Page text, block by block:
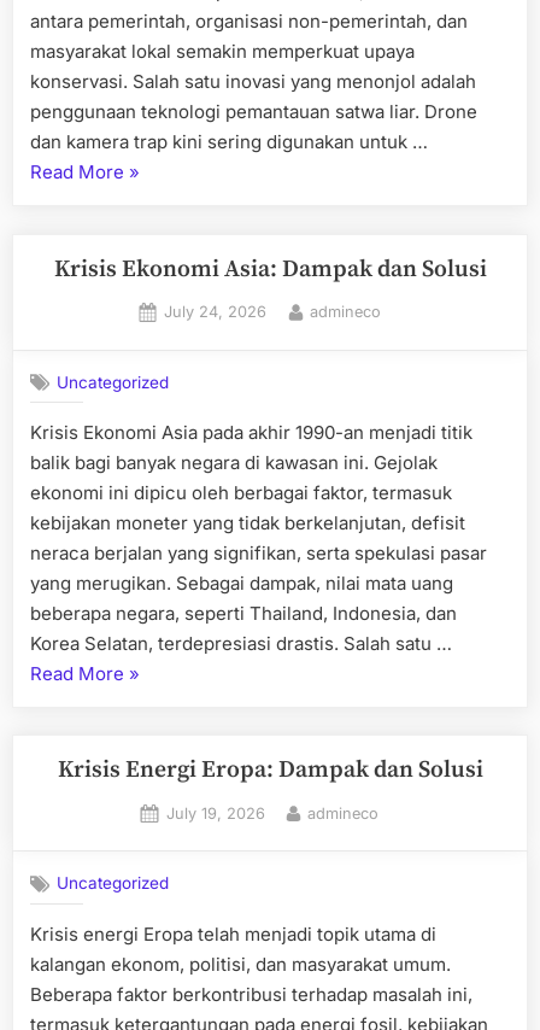
antara pemerintah, organisasi non-pemerintah, dan
masyarakat lokal semakin memperkuat upaya
konservasi. Salah satu inovasi yang menonjol adalah
penggunaan teknologi pemantauan satwa liar. Drone
dan kamera trap kini sering digunakan untuk …
Read More “Perkembangan
Konservasi
Liar
Afrika”
»
Krisis Ekonomi Asia: Dampak dan Solusi
Posted
July 24, 2026 By
admineco
Uncategorized
Krisis Ekonomi Asia pada akhir 1990-an menjadi titik
balik bagi banyak negara di kawasan ini. Gejolak
ekonomi ini dipicu oleh berbagai faktor, termasuk
kebijakan moneter yang tidak berkelanjutan, defisit
neraca berjalan yang signifikan, serta spekulasi pasar
yang merugikan. Sebagai dampak, nilai mata uang
beberapa negara, seperti Thailand, Indonesia, dan
Korea Selatan, terdepresiasi drastis. Salah satu …
Read More “Krisis
Dampak
Solusi”
»
Krisis Energi Eropa: Dampak dan Solusi
Posted
July 19, 2026 By
admineco
Uncategorized
Krisis energi Eropa telah menjadi topik utama di
kalangan ekonom, politisi, dan masyarakat umum.
Beberapa faktor berkontribusi terhadap masalah ini,
termasuk ketergantungan pada energi fosil, kebijakan